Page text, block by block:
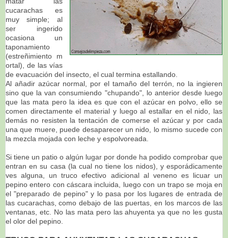
cucarachas es
muy simple; al
ser ingerido
ocasiona un
taponamiento
(estreñimiento m
ortal), de las vías
de evacuación del insecto, el cual termina estallando.
Al añadir azúcar normal, por el tamaño del terrón, no la ingieren
sino que la van consumiendo "chupando", lo anterior desde luego
que las mata pero la idea es que con el azúcar en polvo, ello se
comen directamente el material y luego al estallar en el nido, las
demás no resisten la tentación de comerse el azúcar y por cada
una que muere, puede desaparecer un nido, lo mismo sucede con
la mezcla mojada con leche y espolvoreada.
Si tiene un patio o algún lugar por donde ha podido comprobar que
entran en su casa (la cual no tiene los nidos), y esporádicamente
ves alguna, un truco efectivo adicional al veneno es licuar un
pepino entero con cáscara incluida, luego con un trapo se moja en
el "preparado de pepino" y lo pasa por los lugares de entrada de
las cucarachas, como debajo de las puertas, en los marcos de las
ventanas, etc. No las mata pero las ahuyenta ya que no les gusta
el olor del pepino.